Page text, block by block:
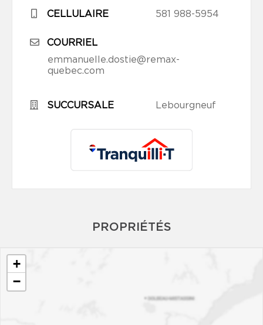
CELLULAIRE 581 988-5954
COURRIEL
emmanuelle.dostie@remax-
quebec.com
SUCCURSALE Lebourgneuf
PROPRIÉTÉS
+
−